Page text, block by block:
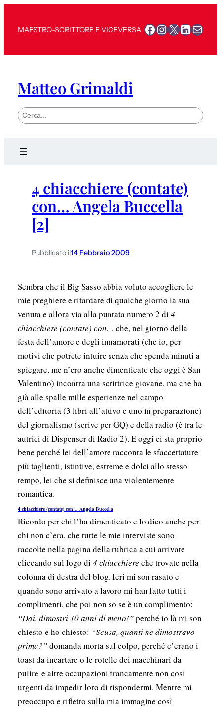
MAESTRO-SCRITTORE E VICEVERSA Facebook
Instagram
X Mail
Matteo Grimaldi
S
e
4 chiacchiere (contate)
con… Angela Buccella
[2]
Pubblicato il14 Febbraio 2009
Sembra che il Big Sasso abbia voluto accogliere le
mie preghiere e ritardare di qualche giorno la sua
venuta e allora via alla puntata numero 2 di 4
chiacchiere (contate) con… che, nel giorno della
festa dell’amore e degli innamorati (che io, per
motivi che potrete intuire senza che spenda minuti a
spiegare, me n’ero anche dimenticato che oggi è San
Valentino) incontra una scrittrice giovane, ma che ha
già alle spalle mille esperienze nel campo
dell’editoria (3 libri all’attivo e uno in preparazione)
del giornalismo (scrive per GQ) e della radio (è tra le
autrici di Dispenser di Radio 2). E oggi ci sta proprio
bene perché lei dell’amore racconta le sfaccettature
più taglienti, istintive, estreme e dolci allo stesso
tempo, lei che si definisce una violentemente
romantica.
4 chiacchiere (contate) con… Angela Buccella
Ricordo per chi l’ha dimenticato e lo dico anche per
chi non c’era, che tutte le mie interviste sono
raccolte nella pagina della rubrica a cui arrivate
cliccando sul logo di 4 chiacchiere che trovate nella
colonna di destra del blog. Ieri mi son rasato e
quando sono arrivato a lavoro mi han fatto tutti i
complimenti, che poi non so se è un complimento:
“Dai, dimostri 10 anni di meno!”perché io là mi son
chiesto e ho chiesto: “Scusa, quanti ne dimostravo
prima?”domanda morta sul colpo, perché c’erano i
toast da incartare o le rotelle dei macchinari da
pulire e altre occupazioni francamente non così
urgenti da impedir loro di rispondermi. Mentre mi
preoccupo e rifletto sulla mia immagine così